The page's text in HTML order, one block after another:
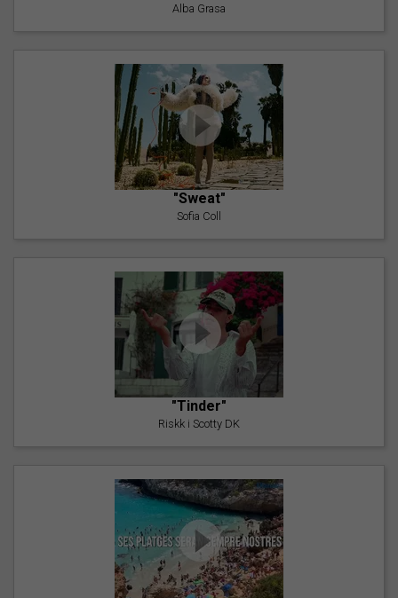
Alba Grasa
"Sweat"
Sofia Coll
"Tinder"
Riskk i Scotty DK